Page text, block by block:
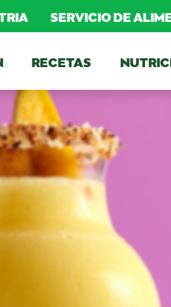
SERVICIO DE
RECETAS